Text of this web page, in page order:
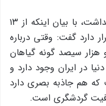
مدیرکل دفتر طب ایرانی و مکمل وزارت بهداشت، با بیان اینکه از ۱۳
در ایران قرار دارد گفت: وقتی درباره
سیصد گونه گیاهان
در ایران وجود دارد و
که هم جاذبه بصری دارد
گردشگری است.